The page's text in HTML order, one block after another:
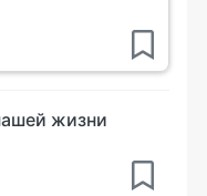
жизни